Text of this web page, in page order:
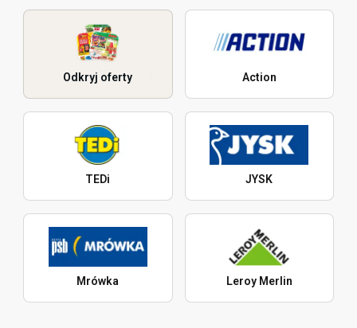
Odkryj oferty Action
TEDi JYSK
Mrówka Leroy Merlin